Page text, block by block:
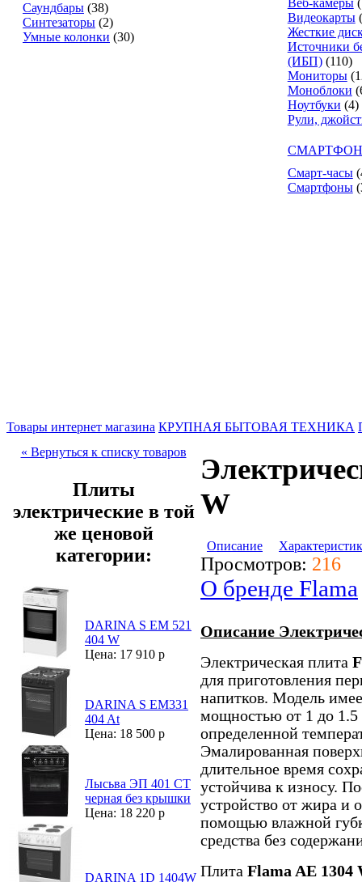
Саундбары (38)
Синтезаторы (2)
Умные колонки (30)
Веб-камеры
Видеокарты
Жесткие
Источники
(ИБП) (110)
Мониторы
Моноблоки
Ноутбуки (4)
Рули,
Смарт-часы
Смартфоны
Товары интернет магазина КРУПНАЯ БЫТОВАЯ ТЕХНИКА
« Вернуться к списку товаров
Плиты
электрические в той
же ценовой
категории:
DARINA S EM 521
404 W
Цена: 17 910 р
DARINA S EM331
404 At
Цена: 18 500 р
Лысьва ЭП 401 СТ
черная без крышки
Цена: 18 220 р
DARINA 1D 1404W
W
Описание
Просмотров: 216
О бренде Flama
Описание
Электрическая плита
для приготовления
напитков. Модель
мощностью от 1 до 1.5
определенной
Эмалированная
длительное время
устойчива к износу.
устройство от жира и
помощью влажной
средства без
Плита Flama AE 1304